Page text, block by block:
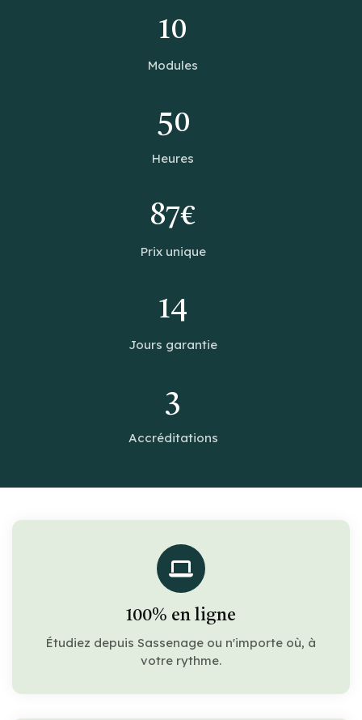
10
Modules
50
Heures
87€
Prix unique
14
Jours garantie
3
Accréditations
100% en ligne
Étudiez depuis Sassenage ou n'importe où, à
votre rythme.